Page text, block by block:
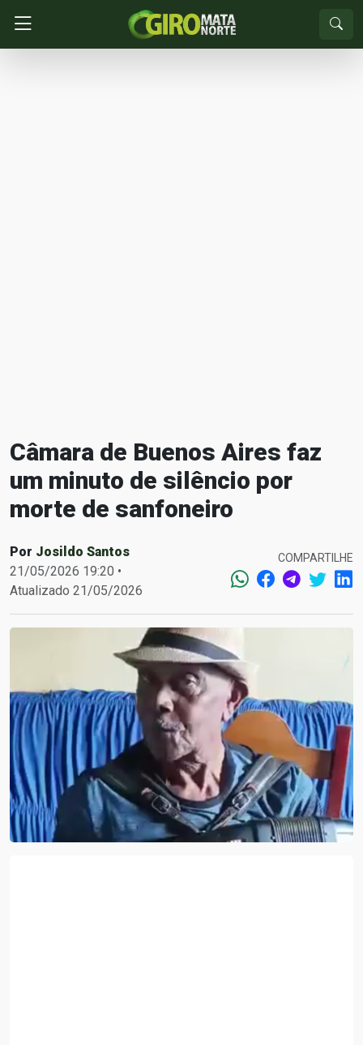
Câmara de Buenos Aires faz
um minuto de silêncio por
morte de sanfoneiro
Por Josildo Santos
21/05/2026 19:20 •
Atualizado 21/05/2026
COMPARTILHE